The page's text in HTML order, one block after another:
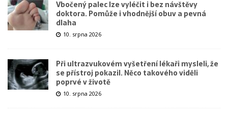
Vbočený palec lze vyléčit i bez návštěvy
doktora. Pomůže i vhodnější obuv a pevná
dlaha
10. srpna 2026
Při ultrazvukovém vyšetření lékaři mysleli, že
se přístroj pokazil. Něco takového viděli
poprvé v životě
10. srpna 2026